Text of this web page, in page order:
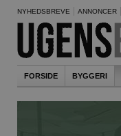
NYHEDSBREVE ANNONCER
FORSIDE BYGGERI